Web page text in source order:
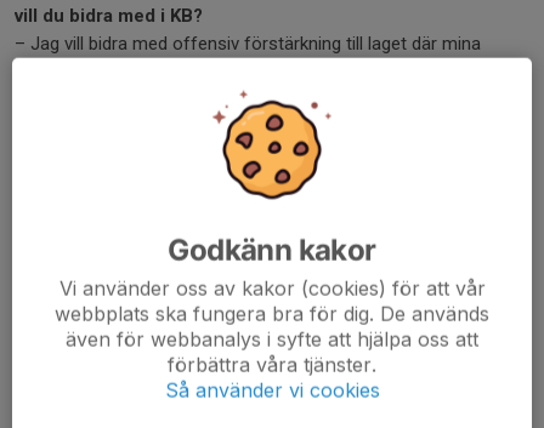
vill du bidra med i KB?
– Jag vill bidra med offensiv förstärkning till laget där mina
Vilken är din bästa roll som spelare tycker du?
– Jag trivs i alla offensiva positioner men främst som
Personlig målsättning nästa år?
– Personligen så är jag taggad på att vinna matcher och spela
min bästa fotboll!
Forza KB!
Godkänn kakor
Vi använder oss av kakor (cookies) för att vår
webbplats ska fungera bra för dig. De används
även för webbanalys i syfte att hjälpa oss att
förbättra våra tjänster.
Så använder vi cookies